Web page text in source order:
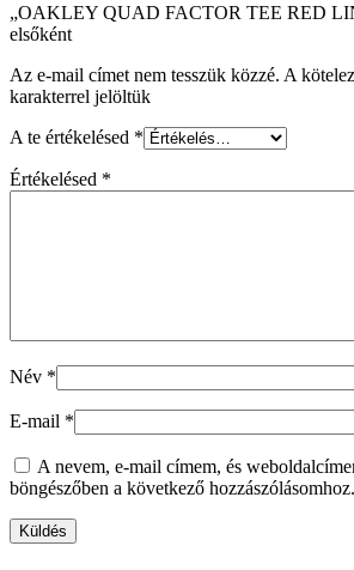
„OAKLEY QUAD FACTOR TEE RED
elsőként
Az e-mail címet nem tesszük közzé. A
karakterrel jelöltük
A te értékelésed *
Értékelésed *
Név *
E-mail *
A nevem, e-mail címem, és
böngészőben a következő hozzászólásomhoz.